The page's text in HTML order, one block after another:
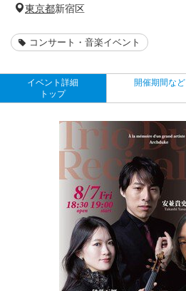
東京都新宿区
コンサート・音楽イベント
イベント詳細
トップ
開催期間など